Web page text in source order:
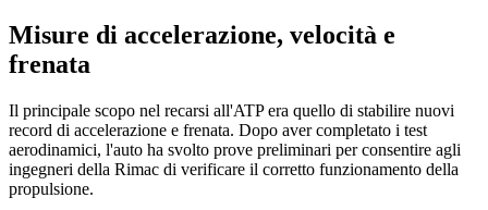
Misure di accelerazione, velocità e
frenata
Il principale scopo nel recarsi all'ATP era quello di stabilire nuovi
record di accelerazione e frenata. Dopo aver completato i test
aerodinamici, l'auto ha svolto prove preliminari per consentire agli
ingegneri della Rimac di verificare il corretto funzionamento della
propulsione.